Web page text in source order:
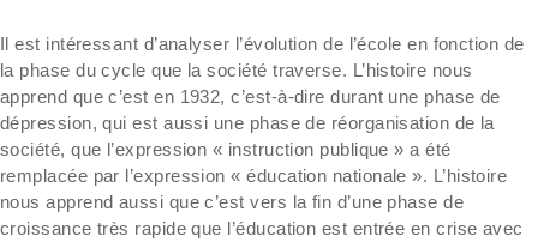
Il est intéressant d’analyser l’évolution de l’école en fonction de
la phase du cycle que la société traverse. L’histoire nous
apprend que c’est en 1932, c’est-à-dire durant une phase de
dépression, qui est aussi une phase de réorganisation de la
société, que l’expression « instruction publique » a été
remplacée par l’expression « éducation nationale ». L’histoire
nous apprend aussi que c’est vers la fin d’une phase de
croissance très rapide que l’éducation est entrée en crise avec